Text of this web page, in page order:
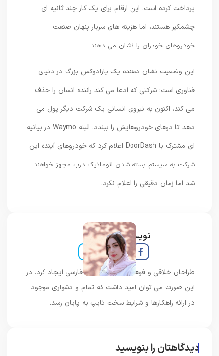
پرداخت کرده است. این ارقام برای یک کار چند ثانیه ای
چشمگیر هستند، اما هزینه های سربار پنهان صنعت
خودروهای خودران را نشان می دهند.
این وضعیت نشان دهنده یک پارادوکس بزرگ در دنیای
فناوری است: شرکتی که ادعا می کند راننده انسان را حذف
می کند، اکنون به نیروی انسانی یک شرکت دیگر پول می
دهد تا درهای خودروهایش را ببندد. البته Waymo در بیانیه
ای مشترک با DoorDash اعلام کرد که خودروهای آینده این
شرکت به سیستم بسته شدن اتوماتیک درب مجهز خواهند
شد اما زمان دقیقی را اعلام نکرد.
نویسنده و خبرنگار
طراحان خلاقی و فرهنگ پیشرو در زبان فارسی ایجاد کرد. در
این صورت می توان امید داشت که تمام و دشواری موجود
در ارائه راهکارها و شرایط سخت تایپ به پایان رسد.
دیدگاهتان را بنویسید